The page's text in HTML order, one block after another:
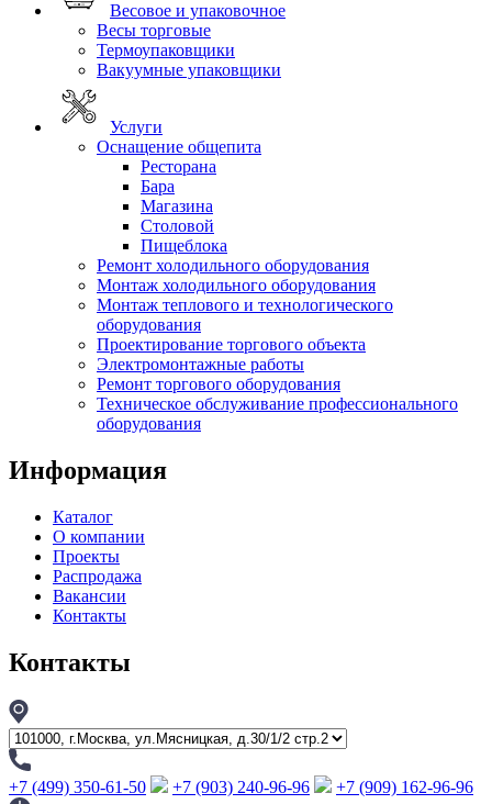
Весовое и упаковочное
Весы торговые
Термоупаковщики
Вакуумные упаковщики
Услуги
Оснащение общепита
Ресторана
Бара
Магазина
Столовой
Пищеблока
Ремонт холодильного оборудования
Монтаж холодильного оборудования
Монтаж теплового и технологического
оборудования
Проектирование торгового объекта
Электромонтажные работы
Ремонт торгового оборудования
Техническое обслуживание профессионального
оборудования
Информация
Каталог
О компании
Проекты
Распродажа
Вакансии
Контакты
Контакты
+7 (499) 350-61-50 +7 (903) 240-96-96 +7 (909) 162-96-96